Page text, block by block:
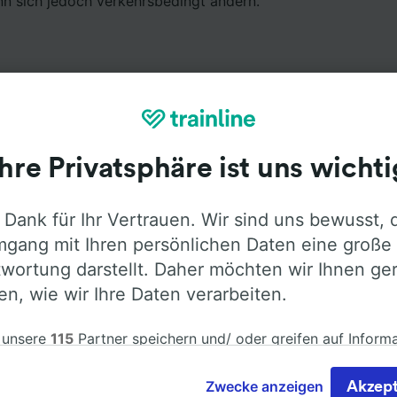
Ausstattung an Bord
Ulm nach Düsseldorf mit Flixbus
fahren. Öffnen Sie die
über die Busausstattung der Anbieter zu
Gepäck
Ihre Privatsphäre ist uns
für Ihr Vertrauen. Wir sind uns bewusst,
mit Ihren persönlichen Daten eine große
darstellt. Daher möchten wir Ihnen
wie wir Ihre Daten verarbeiten.
115 Partner speichern und/ oder greifen auf
Daten zu verarbeiten. Sie können Ihre
Zwecke anzeigen